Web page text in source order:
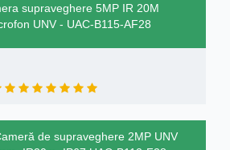
supraveghere 5MP IR 20M
UNV - UAC-B115-AF28
de supraveghere 2MP UNV